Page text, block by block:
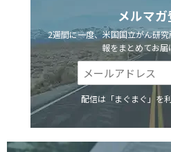
メルマガ
2週間に一度、米国国立がん研
報をまとめてお届
配信は「まぐまぐ」を